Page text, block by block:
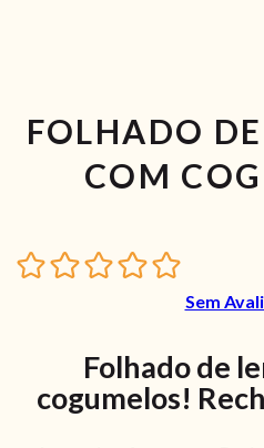
FOLHADO
COM
Sem
Folhado de
cogumelos!